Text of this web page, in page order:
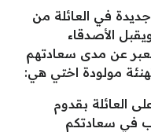
في العائلة من
الأصدقاء
عن مدى سعادتهم
مولودة اختي هي:
العائلة بقدوم
في سعادتكم